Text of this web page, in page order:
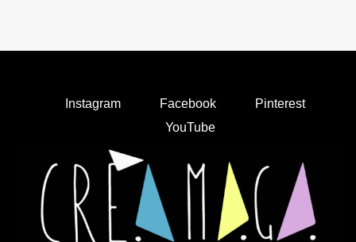
Instagram Facebook
Pinterest
YouTube